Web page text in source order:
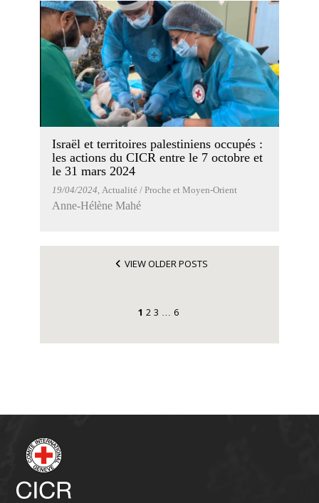
Israël et territoires palestiniens occupés :
les actions du CICR entre le 7 octobre et
le 31 mars 2024
19/04/2024, Actualité / Proche et Moyen-Orient
Anne-Hélène Mahé
VIEW OLDER POSTS
1 2 3 … 6